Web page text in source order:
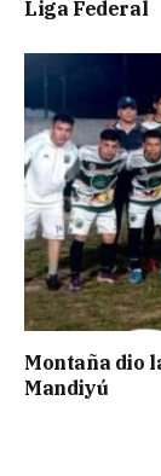
Liga Federal
Montaña dio
Mandiyú